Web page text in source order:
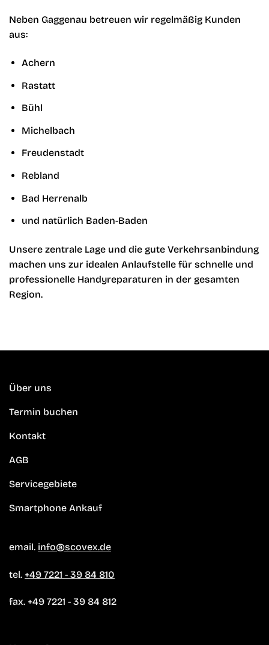
Neben Gaggenau betreuen wir regelmäßig Kunden
aus:
Achern
Rastatt
Bühl
Michelbach
Freudenstadt
Rebland
Bad Herrenalb
und natürlich Baden-Baden
Unsere zentrale Lage und die gute Verkehrsanbindung
machen uns zur idealen Anlaufstelle für schnelle und
professionelle Handyreparaturen in der gesamten
Region.
Über uns
Termin buchen
Kontakt
AGB
Servicegebiete
Smartphone Ankauf
email. info@scovex.de
tel. +49 7221 - 39 84 810
fax. +49 7221 - 39 84 812